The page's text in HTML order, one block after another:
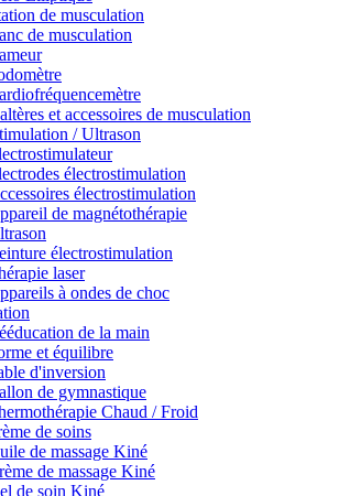
de musculation
de musculation
et accessoires de musculation
/ Ultrason
électrostimulation
électrostimulation
de magnétothérapie
électrostimulation
laser
à ondes de choc
de la main
et équilibre
d'inversion
de gymnastique
Chaud / Froid
de soins
de massage Kiné
de massage Kiné
de soin Kiné